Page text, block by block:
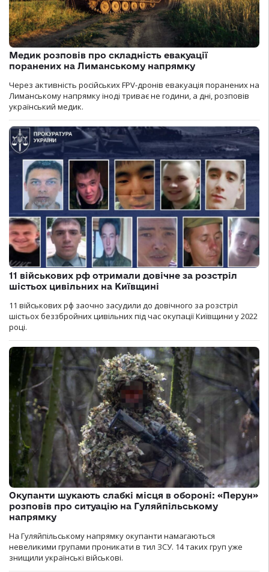
Медик розповів про складність евакуації
поранених на Лиманському напрямку
Через активність російських FPV-дронів евакуація поранених на
Лиманському напрямку іноді триває не години, а дні, розповів
український медик.
11 військових рф отримали довічне за розстріл
шістьох цивільних на Київщині
11 військових рф заочно засудили до довічного за розстріл
шістьох беззбройних цивільних під час окупації Київщини у 2022
році.
Окупанти шукають слабкі місця в обороні: «Перун»
розповів про ситуацію на Гуляйпільському
напрямку
На Гуляйпільському напрямку окупанти намагаються
невеликими групами проникати в тил ЗСУ. 14 таких груп уже
знищили українські військові.